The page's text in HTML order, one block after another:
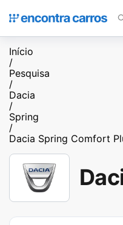
Início
/
Pesquisa
/
Dacia
/
Spring
/
Dacia Spring Comfort